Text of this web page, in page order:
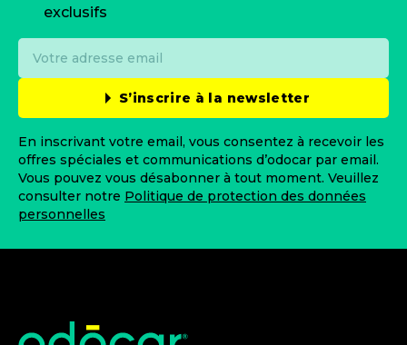
exclusifs
S’inscrire à la newsletter
En inscrivant votre email, vous consentez à recevoir les
offres spéciales et communications d’odocar par email.
Vous pouvez vous désabonner à tout moment. Veuillez
consulter notre Politique de protection des données
personnelles